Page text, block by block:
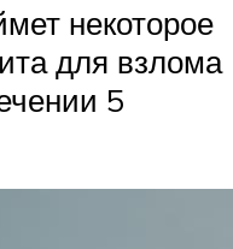
некоторое
для взлома
5